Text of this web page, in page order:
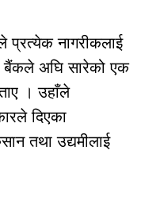
प्रत्येक नागरीकलाई
बैंकले अघि सारेको एक
। उहाँले
दिएका
तथा उद्यमीलाई